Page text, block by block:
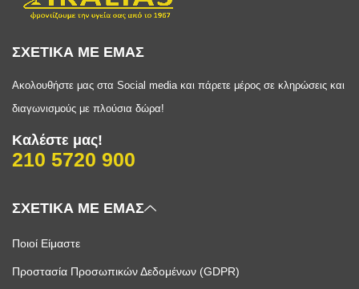
ΣΧΕΤΙΚΑ ΜΕ ΕΜΑΣ
Ακολουθήστε μας στα Social media και πάρετε μέρος σε κληρώσεις και
διαγωνισμούς με πλούσια δώρα!
Καλέστε μας!
210 5720 900
ΣΧΕΤΙΚΑ ΜΕ ΕΜΑΣ
Ποιοί Είμαστε
Προστασία Προσωπικών Δεδομένων (GDPR)